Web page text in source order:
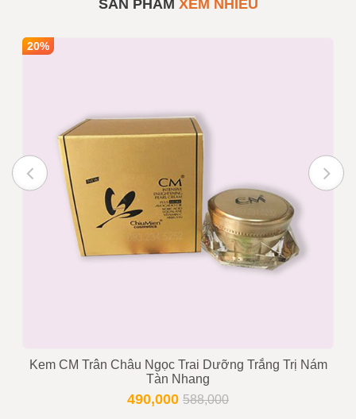
1 Mua sỉ theo số lượng
Giá bán
Trạng thái Còn hàng
Tư vấn viên 0916999853 - 0919896393
SẢN PHẨM XEM NHIỀU
20%
Kem CM Trân Châu Ngọc Trai Dưỡng Trắng Trị Nám
Tàn Nhang
490,000 588,000